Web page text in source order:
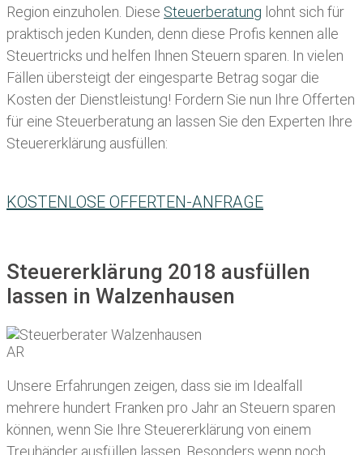
Region einzuholen. Diese Steuerberatung lohnt sich für
praktisch jeden Kunden, denn diese Profis kennen alle
Steuertricks und helfen Ihnen Steuern sparen. In vielen
Fällen übersteigt der eingesparte Betrag sogar die
Kosten der Dienstleistung! Fordern Sie nun Ihre Offerten
für eine Steuerberatung an lassen Sie den Experten Ihre
Steuererklärung ausfüllen:
KOSTENLOSE OFFERTEN-ANFRAGE
Steuererklärung 2018 ausfüllen
lassen in Walzenhausen
Unsere Erfahrungen zeigen, dass sie im Idealfall
mehrere hundert Franken pro Jahr an Steuern sparen
können, wenn Sie Ihre Steuererklärung von einem
Treuhänder ausfüllen lassen . Besonders wenn noch